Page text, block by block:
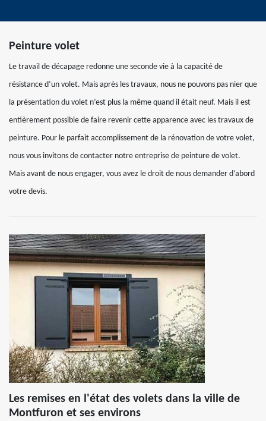
Peinture volet
Le travail de décapage redonne une seconde vie à la capacité de
résistance d’un volet. Mais après les travaux, nous ne pouvons pas nier que
la présentation du volet n’est plus la même quand il était neuf. Mais il est
entièrement possible de faire revenir cette apparence avec les travaux de
peinture. Pour le parfait accomplissement de la rénovation de votre volet,
nous vous invitons de contacter notre entreprise de peinture de volet.
Mais avant de nous engager, vous avez le droit de nous demander d’abord
votre devis.
Les remises en l'état des volets dans la ville de
Montfuron et ses environs